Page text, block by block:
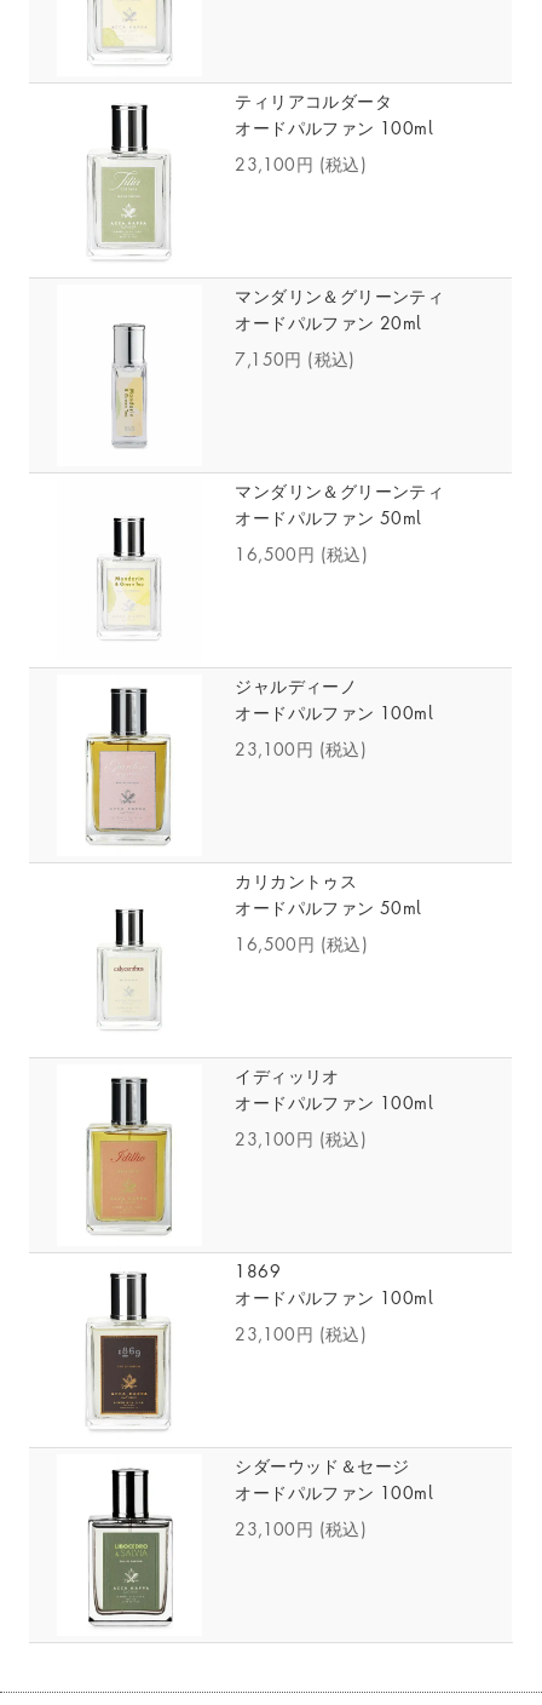
ティリアコルダータ
オードパルファン 100ml
23,100円 (税込)
マンダリン＆グリーンティ
オードパルファン 20ml
7,150円 (税込)
マンダリン＆グリーンティ
オードパルファン 50ml
16,500円 (税込)
ジャルディーノ
オードパルファン 100ml
23,100円 (税込)
カリカントゥス
オードパルファン 50ml
16,500円 (税込)
イディッリオ
オードパルファン 100ml
23,100円 (税込)
1869
オードパルファン 100ml
23,100円 (税込)
シダーウッド＆セージ
オードパルファン 100ml
23,100円 (税込)